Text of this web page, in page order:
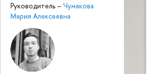
Руководитель – Чумакова
Мария Алексеевна